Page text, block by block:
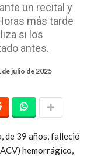
un recital y
más tarde
si los
antes.
de julio de 2025
de 39 años, falleció
hemorrágico,